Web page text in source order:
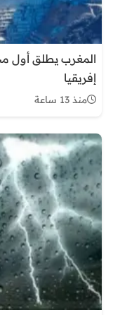
المغرب يطلق أول
إفريقيا
منذ 13 ساعة